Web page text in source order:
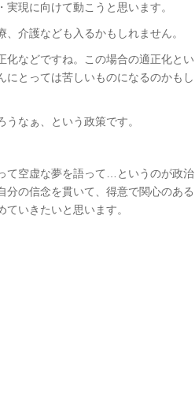
現に向けて動こうと思います。
介護なども入るかもしれません。
化などですね。この場合の適正化とい
とっては苦しいものになるのかもし
なぁ、という政策です。
て空虚な夢を語って…というのが政治
の信念を貫いて、得意で関心のある
いきたいと思います。